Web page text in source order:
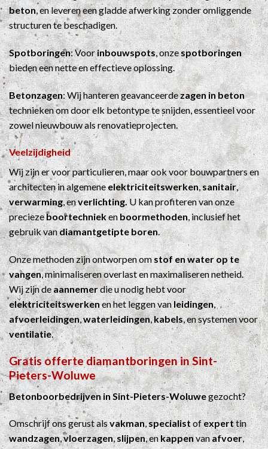
beton, en leveren een gladde afwerking zonder omliggende
structuren te beschadigen.
Spotboringen: Voorinbouwspots, onzespotboringen
bieden een nette en effectieve oplossing.
Betonzagen: Wij hanteren geavanceerde zagen in beton
technieken om door elk betontype te snijden, essentieel voor
zowel nieuwbouw als renovatieprojecten.
Veelzijdigheid
Wij zijn er voor particulieren, maar ook voor bouwpartners en
architecten in algemeneelektriciteitswerken,sanitair,
verwarming, enverlichting.U kan profiteren van onze
preciezeboortechniekenboormethoden, inclusief het
gebruik vandiamantgetipte boren.
Onze methoden zijn ontworpen omstof en water op te
vangen, minimaliseren overlast en maximaliseren netheid.
Wij zijn deaannemerdie u nodig hebt voor
elektriciteitswerkenen het leggen vanleidingen,
afvoerleidingen,waterleidingen,kabels, en systemen voor
ventilatie.
Gratis offerte diamantboringen in Sint-
Pieters-Woluwe
Betonboorbedrijven in Sint-Pieters-Woluwegezocht?
Omschrijf ons gerust alsvakman,specialistofexperttin
wandzagen,vloerzagen,slijpen, enkappenvanafvoer,